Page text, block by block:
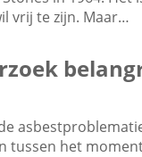
vrij te zijn. Maar…
tussen het